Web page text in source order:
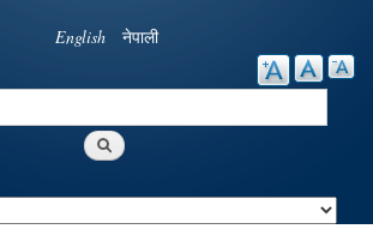
English नेपाली